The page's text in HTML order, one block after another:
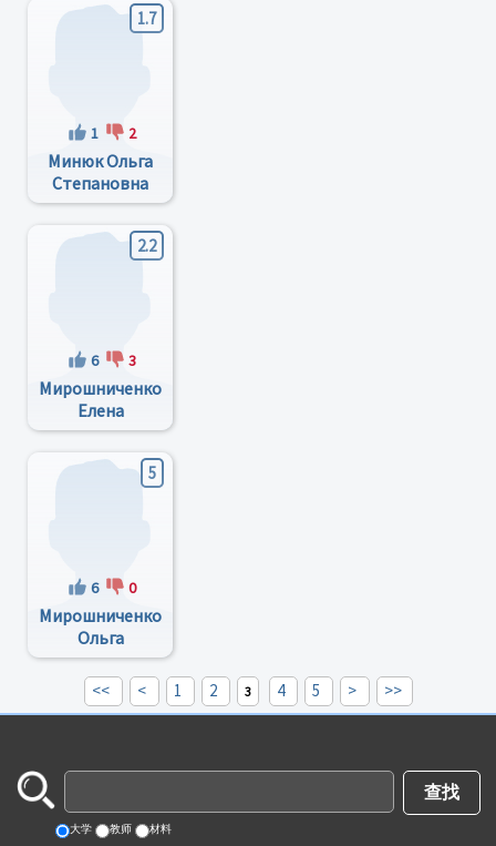
1.7
1 2
Минюк Ольга
Степановна
2.2
6 3
Мирошниченко
Елена
Александровна
5
6 0
Мирошниченко
Ольга
Викторовна
<< < 1 2 3 4 5 > >>
大学 教师 材料